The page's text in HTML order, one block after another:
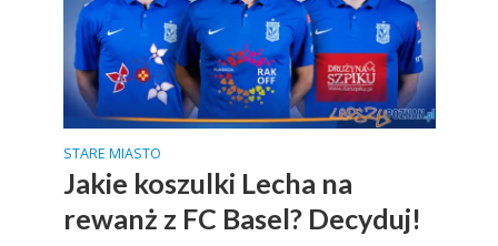
STARE MIASTO
Jakie koszulki Lecha na
rewanż z FC Basel? Decyduj!